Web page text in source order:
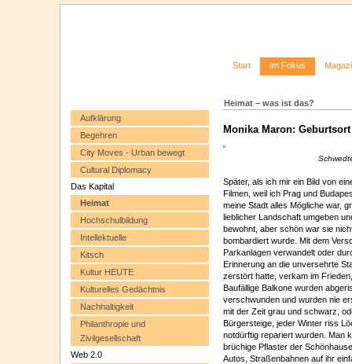
Start Im Fokus
Heimat – was ist das?
Aufklärung
Begehren
City Moves - Urban bewegt
Cultural Diplomacy
Das Kapital
Heimat
Hochschulbildung
Intellektuelle
Kitsch
Kultur HEUTE
Kulturelles Gedächtnis
Nachhaltigkeit
Philanthropie und
Zivilgesellschaft
Web 2.0
Monika Maron:
Später, als ich mir ein Bild von
Filmen, weil ich Prag und
meine Stadt alles Mögliche war,
lieblicher Landschaft umgeben
bewohnt, aber schön war sie
bombardiert wurde. Mit dem
Parkanlagen verwandelt oder
Erinnerung an die unversehrte
zerstört hatte, verkam im
Baufällige Balkone wurden
verschwunden und wurden nie
mit der Zeit grau und schwarz,
Bürgersteige, jeder Winter riss
notdürftig repariert wurden. Man
brüchige Pflaster der
Autos, Straßenbahnen auf ihr